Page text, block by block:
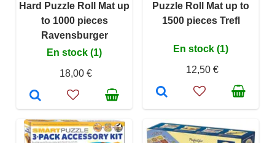
Hard Puzzle Roll Mat up
to 1000 pieces
Ravensburger
En stock (1)
18,00 €
Puzzle Roll Mat up to
1500 pieces Trefl
En stock (1)
12,50 €